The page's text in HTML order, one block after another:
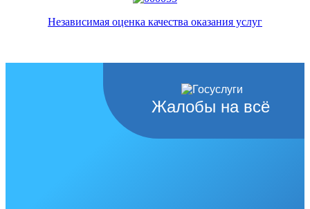
Независимая оценка качества оказания услуг
Жалобы на всё